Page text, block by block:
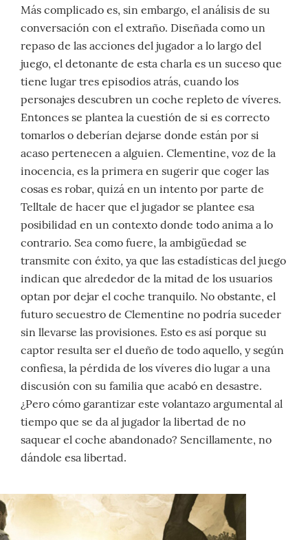
Más complicado es, sin embargo, el análisis de su
conversación con el extraño. Diseñada como un
repaso de las acciones del jugador a lo largo del
juego, el detonante de esta charla es un suceso que
tiene lugar tres episodios atrás, cuando los
personajes descubren un coche repleto de víveres.
Entonces se plantea la cuestión de si es correcto
tomarlos o deberían dejarse donde están por si
acaso pertenecen a alguien. Clementine, voz de la
inocencia, es la primera en sugerir que coger las
cosas es robar, quizá en un intento por parte de
Telltale de hacer que el jugador se plantee esa
posibilidad en un contexto donde todo anima a lo
contrario. Sea como fuere, la ambigüedad se
transmite con éxito, ya que las estadísticas del juego
indican que alrededor de la mitad de los usuarios
optan por dejar el coche tranquilo. No obstante, el
futuro secuestro de Clementine no podría suceder
sin llevarse las provisiones. Esto es así porque su
captor resulta ser el dueño de todo aquello, y según
confiesa, la pérdida de los víveres dio lugar a una
discusión con su familia que acabó en desastre.
¿Pero cómo garantizar este volantazo argumental al
tiempo que se da al jugador la libertad de no
saquear el coche abandonado? Sencillamente, no
dándole esa libertad.